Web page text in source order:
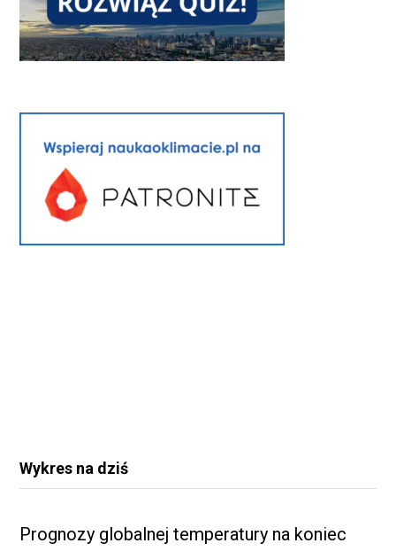
Wykres na dziś
Prognozy globalnej temperatury na koniec